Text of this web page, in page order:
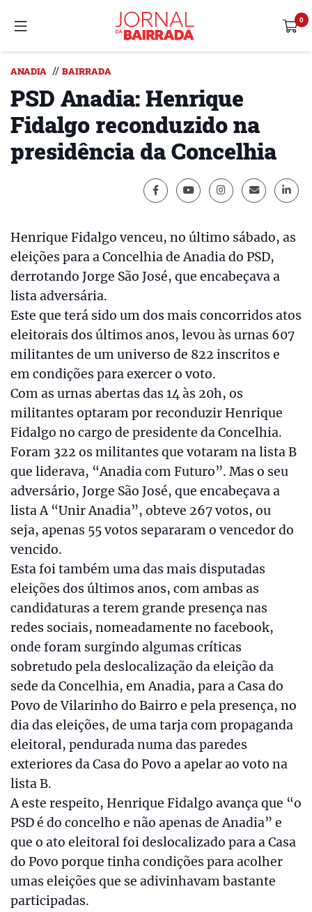
ANADIA // BAIRRADA
PSD Anadia: Henrique
Fidalgo reconduzido na
presidência da Concelhia
Henrique Fidalgo venceu, no último sábado, as
eleições para a Concelhia de Anadia do PSD,
derrotando Jorge São José, que encabeçava a
lista adversária.
Este que terá sido um dos mais concorridos atos
eleitorais dos últimos anos, levou às urnas 607
militantes de um universo de 822 inscritos e
em condições para exercer o voto.
Com as urnas abertas das 14 às 20h, os
militantes optaram por reconduzir Henrique
Fidalgo no cargo de presidente da Concelhia.
Foram 322 os militantes que votaram na lista B
que liderava, “Anadia com Futuro”. Mas o seu
adversário, Jorge São José, que encabeçava a
lista A “Unir Anadia”, obteve 267 votos, ou
seja, apenas 55 votos separaram o vencedor do
vencido.
Esta foi também uma das mais disputadas
eleições dos últimos anos, com ambas as
candidaturas a terem grande presença nas
redes sociais, nomeadamente no facebook,
onde foram surgindo algumas críticas
sobretudo pela deslocalização da eleição da
sede da Concelhia, em Anadia, para a Casa do
Povo de Vilarinho do Bairro e pela presença, no
dia das eleições, de uma tarja com propaganda
eleitoral, pendurada numa das paredes
exteriores da Casa do Povo a apelar ao voto na
lista B.
A este respeito, Henrique Fidalgo avança que “o
PSD é do concelho e não apenas de Anadia” e
que o ato eleitoral foi deslocalizado para a Casa
do Povo porque tinha condições para acolher
umas eleições que se adivinhavam bastante
participadas.